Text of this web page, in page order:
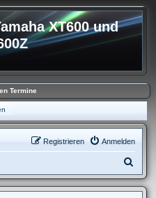
XT600 und
Termine
Anmelden
Registrieren
u